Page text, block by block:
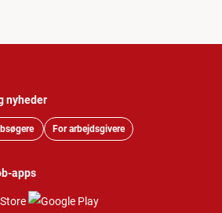
nyheder
For arbejdsgivere
apps